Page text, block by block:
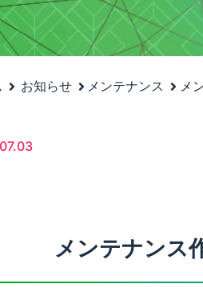
お知らせ メンテナンス メ
メンテナンス